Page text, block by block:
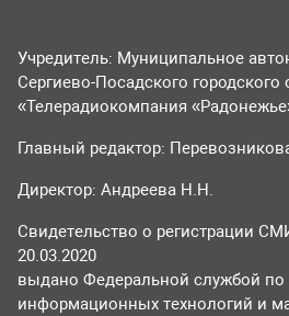
Учредитель: Муниципальное
Сергиево-Посадского городского
«Телерадиокомпания
Главный редактор:
Директор: Андреева Н.Н.
Свидетельство о регистрации
20.03.2020
выдано Федеральной службой по
информационных технологий и